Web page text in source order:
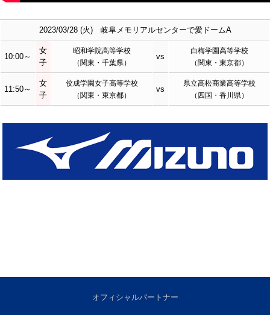
2023/03/28 (火) 岐阜メモリアルセンターで愛ドームA
10:00～
女
子
昭和学院高等学校
（関東・千葉県）
vs
白梅学園高等学校
（関東・東京都）
11:50～
女
子
佼成学園女子高等学校
（関東・東京都）
vs
県立高松商業高等学校
（四国・香川県）
オフィシャルパートナー